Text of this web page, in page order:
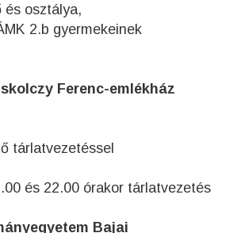
és osztálya,
2.b gyermekeinek
Ferenc-emlékház
tárlatvezetéssel
és 22.00 órakor tárlatvezetés
Bajai